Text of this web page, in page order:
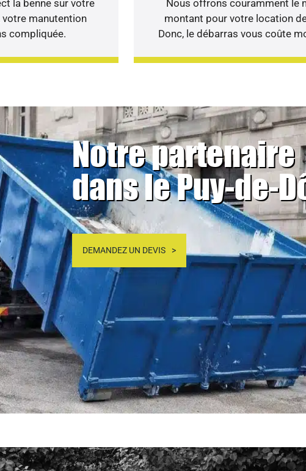
la benne sur votre
votre manutention
compliquée.
Nous offrons couramment le
montant pour votre location
Donc, le débarras vous coûte
Notre partenaire
dans le Puy-de-
DEMANDEZ UN DEVIS